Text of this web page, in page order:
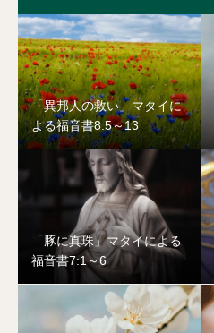
「異邦人の救い」マタイに
よる福音書8:5～13
「豚に真珠」マタイによる
福音書7:1～6